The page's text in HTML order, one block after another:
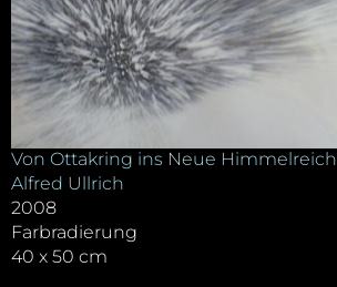
Von Ottakring ins Neue Himmelreich
Alfred Ullrich
2008
Farbradierung
40 x 50 cm